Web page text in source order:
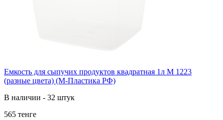
Емкость для сыпучих продуктов квадратная 1л М 1223
(разные цвета) (М-Пластика РФ)
В наличии - 32 штук
565 тенге